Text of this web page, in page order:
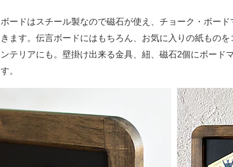
ボードはスチール製なので磁石が使え、チョーク・ボー
きます。伝言ボードにはもちろん、お気に入りの紙もの
ンテリアにも。壁掛け出来る金具、紐、磁石2個にボード
す。